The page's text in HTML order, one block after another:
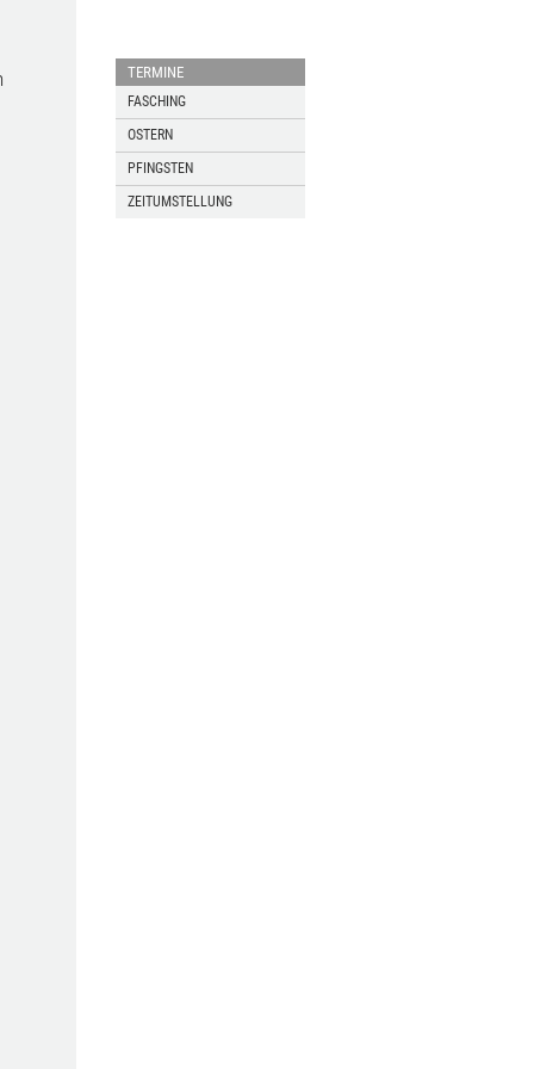
TERMINE
FASCHING
OSTERN
PFINGSTEN
ZEITUMSTELLUNG